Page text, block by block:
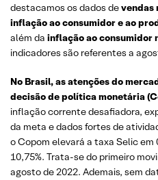
destacamos os dados devendas
inflação ao consumidor e ao
além da inflação ao consumidor
indicadores são referentes a
No Brasil, as atenções do
decisão de política monetária
inflação corrente desafiadora,
da meta e dados fortes de
o Copom elevará a taxa Selic em
10,75%. Trata-se do primeiro
agosto de 2022. Ademais, sem